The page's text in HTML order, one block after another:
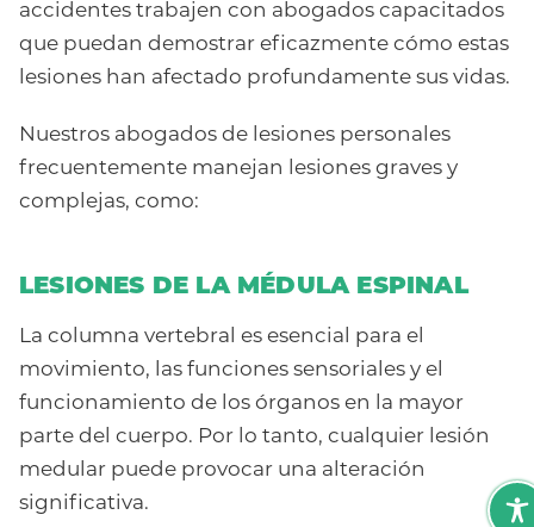
accidentes trabajen con abogados capacitados
que puedan demostrar eficazmente cómo estas
lesiones han afectado profundamente sus vidas.
Nuestros abogados de lesiones personales
frecuentemente manejan lesiones graves y
complejas, como:
LESIONES DE LA MÉDULA ESPINAL
La columna vertebral es esencial para el
movimiento, las funciones sensoriales y el
funcionamiento de los órganos en la mayor
parte del cuerpo. Por lo tanto, cualquier lesión
medular puede provocar una alteración
significativa.